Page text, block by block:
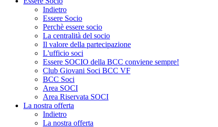
Indietro
Essere Socio
Perchè essere socio
La centralità del socio
Il valore della partecipazione
L'ufficio soci
Essere SOCIO della BCC conviene sempre!
Club Giovani Soci BCC VF
BCC Soci
Area SOCI
Area Riservata SOCI
La nostra offerta
Indietro
La nostra offerta